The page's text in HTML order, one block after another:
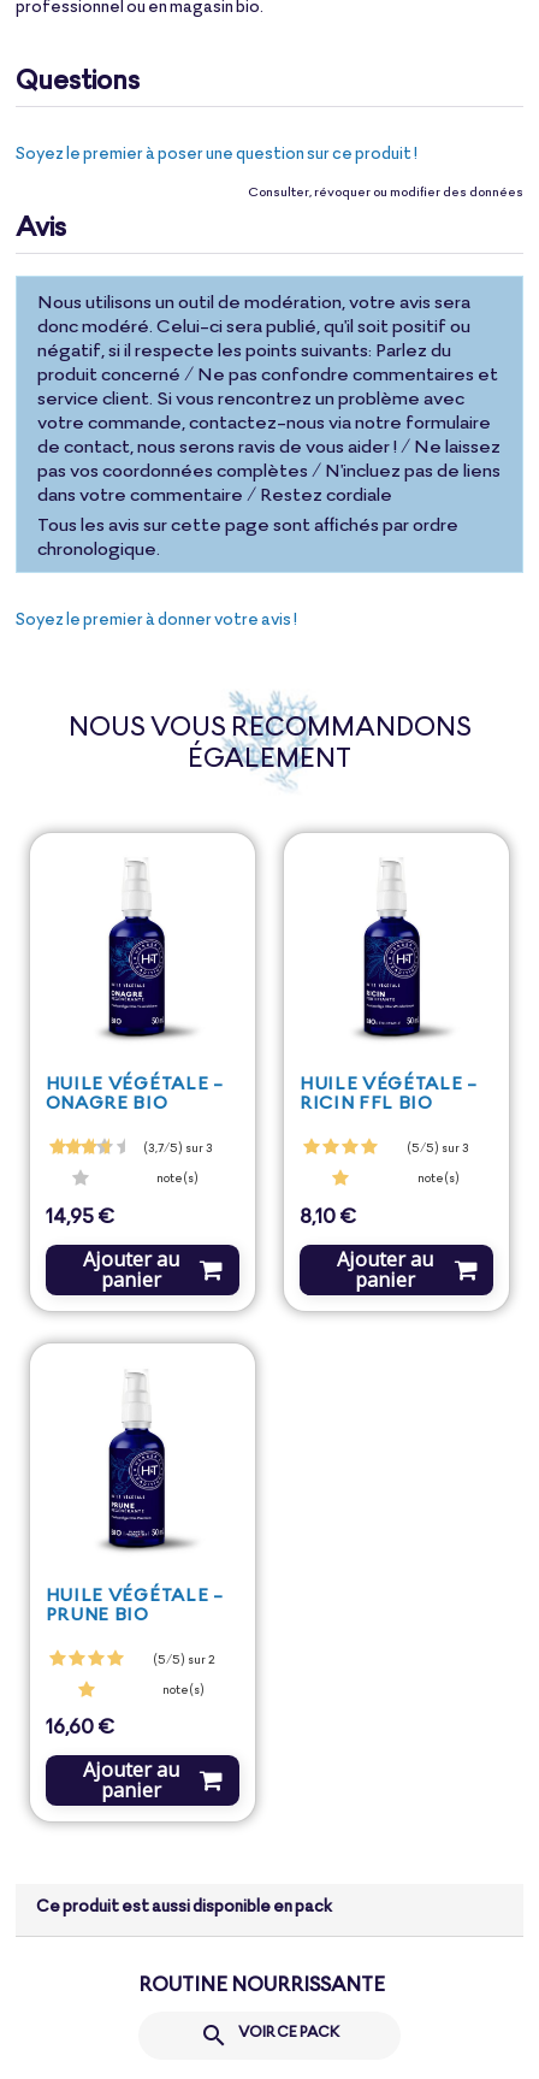
professionnel ou en magasin bio.
Questions
Soyez le premier à poser une question sur ce produit !
Consulter, révoquer ou modifier des données
Avis
Nous utilisons un outil de modération, votre avis sera
donc modéré. Celui-ci sera publié, qu'il soit positif ou
négatif, si il respecte les points suivants: Parlez du
produit concerné / Ne pas confondre commentaires et
service client. Si vous rencontrez un problème avec
votre commande, contactez-nous via notre formulaire
de contact, nous serons ravis de vous aider ! / Ne laissez
pas vos coordonnées complètes / N'incluez pas de liens
dans votre commentaire / Restez cordiale
Tous les avis sur cette page sont affichés par ordre
chronologique.
Soyez le premier à donner votre avis !
NOUS VOUS RECOMMANDONS
ÉGALEMENT
HUILE VÉGÉTALE -
ONAGRE BIO
(3,7/5) sur 3
note(s)
Prix
14,95 €
Ajouter au
panier
HUILE VÉGÉTALE -
RICIN FFL BIO
(5/5) sur 3
note(s)
Prix
8,10 €
Ajouter au
panier
HUILE VÉGÉTALE -
PRUNE BIO
(5/5) sur 2
note(s)
Prix
16,60 €
Ajouter au
panier
Ce produit est aussi disponible en pack
ROUTINE NOURRISSANTE
 VOIR CE PACK